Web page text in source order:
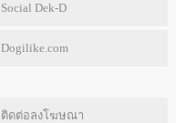
Social Dek-D
Dogilike.com
ติดต่อลงโฆษณา